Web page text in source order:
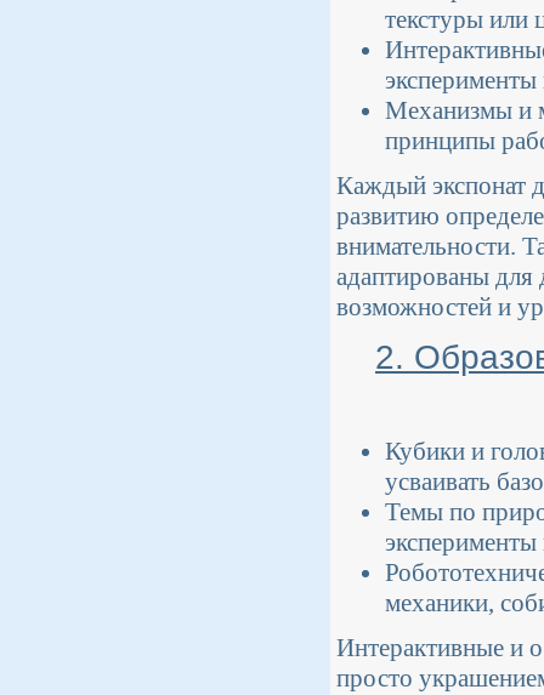
текстуры или
Механизмы и
принципы
Каждый экспонат
развитию
внимательности.
адаптированы для
возможностей и
2.
Кубики и
усваивать
Темы по
эксперименты
механики,
Интерактивные и
просто